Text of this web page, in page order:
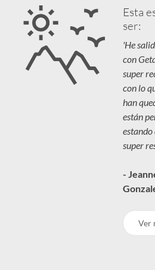
Esta
ser:
'He
con
super
con lo
han
están
estando
super
-
Ver